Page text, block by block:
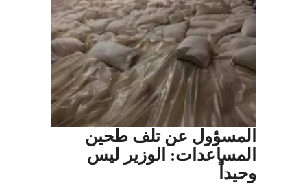
المسؤول عن تلف طحين
المساعدات: الوزير ليس
وحيداً